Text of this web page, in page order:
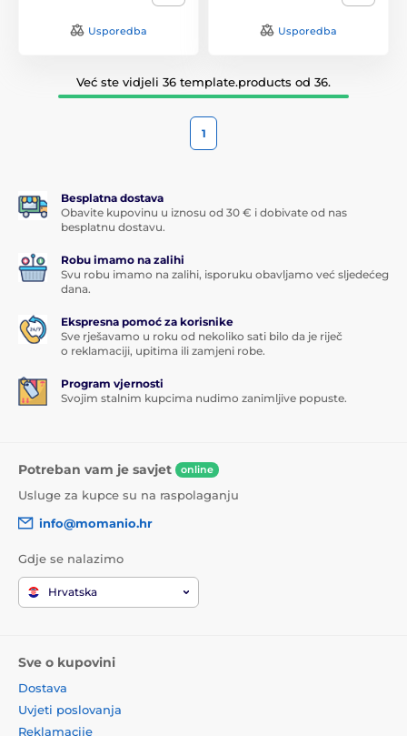
Usporedba Usporedba
Već ste vidjeli 36 template.products od 36.
1
Besplatna dostava
Obavite kupovinu u iznosu od 30 € i dobivate od nas
besplatnu dostavu.
Robu imamo na zalihi
Svu robu imamo na zalihi, isporuku obavljamo već sljedećeg
dana.
Ekspresna pomoć za korisnike
Sve rješavamo u roku od nekoliko sati bilo da je riječ
o reklamaciji, upitima ili zamjeni robe.
Program vjernosti
Svojim stalnim kupcima nudimo zanimljive popuste.
Potreban vam je savjet online
Usluge za kupce su na raspolaganju
info@momanio.hr
Gdje se nalazimo
Hrvatska
Sve o kupovini
Dostava
Uvjeti poslovanja
Reklamacije